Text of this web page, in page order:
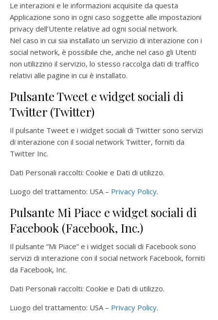
Le interazioni e le informazioni acquisite da questa
Applicazione sono in ogni caso soggette alle impostazioni
privacy dell’Utente relative ad ogni social network.
Nel caso in cui sia installato un servizio di interazione con i
social network, è possibile che, anche nel caso gli Utenti
non utilizzino il servizio, lo stesso raccolga dati di traffico
relativi alle pagine in cui è installato.
Pulsante Tweet e widget sociali di
Twitter (Twitter)
Il pulsante Tweet e i widget sociali di Twitter sono servizi
di interazione con il social network Twitter, forniti da
Twitter Inc.
Dati Personali raccolti: Cookie e Dati di utilizzo.
Luogo del trattamento: USA – Privacy Policy.
Pulsante Mi Piace e widget sociali di
Facebook (Facebook, Inc.)
Il pulsante “Mi Piace” e i widget sociali di Facebook sono
servizi di interazione con il social network Facebook, forniti
da Facebook, Inc.
Dati Personali raccolti: Cookie e Dati di utilizzo.
Luogo del trattamento: USA – Privacy Policy.